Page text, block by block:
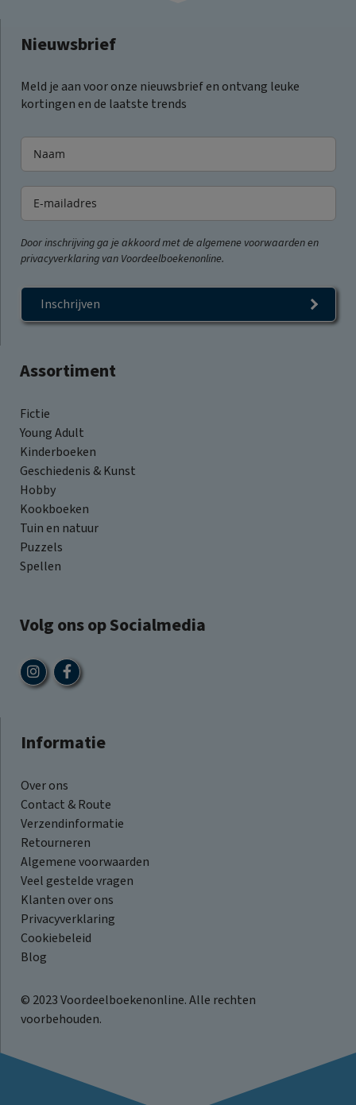
Assortiment
Fictie
Young Adult
Kinderboeken
Geschiedenis & Kunst
Hobby
Kookboeken
Tuin en natuur
Puzzels
Spellen
Volg ons op Socialmedia
Informatie
Over ons
Contact & Route
Verzendinformatie
Retourneren
Algemene voorwaarden
Veel gestelde vragen
Klanten over ons
Privacyverklaring
Cookiebeleid
Blog
© 2023 Voordeelboekenonline. Alle rechten
voorbehouden.
Nieuwsbrief
Meld je aan voor onze nieuwsbrief en ontvang leuke
kortingen en de laatste trends
Door inschrijving ga je akkoord met de algemene voorwaarden en
privacyverklaring van Voordeelboekenonline.
Inschrijven